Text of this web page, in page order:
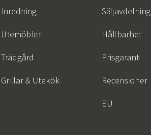
Inredning
Utemöbler
Trädgård
Grillar & Utekök
Säljavdelning
Hållbarhet
Prisgaranti
Recensioner
EU